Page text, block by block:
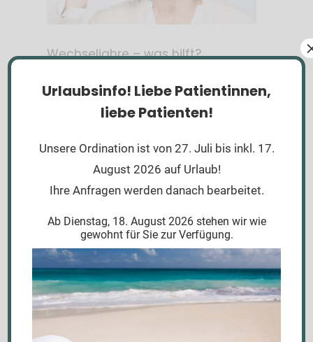
Wechseljahre – was hilft?
Achtung, fertig, Herbst-fit!
11. November 2023 Allgemein,News
Urlaubsinfo! Liebe Patientinnen,
liebe Patienten!
Unsere Ordination ist von 27. Juli bis inkl. 17.
August 2026 auf Urlaub!
Ihre Anfragen werden danach bearbeitet.
Ab Dienstag, 18. August 2026 stehen wir wie
gewohnt für Sie zur Verfügung.